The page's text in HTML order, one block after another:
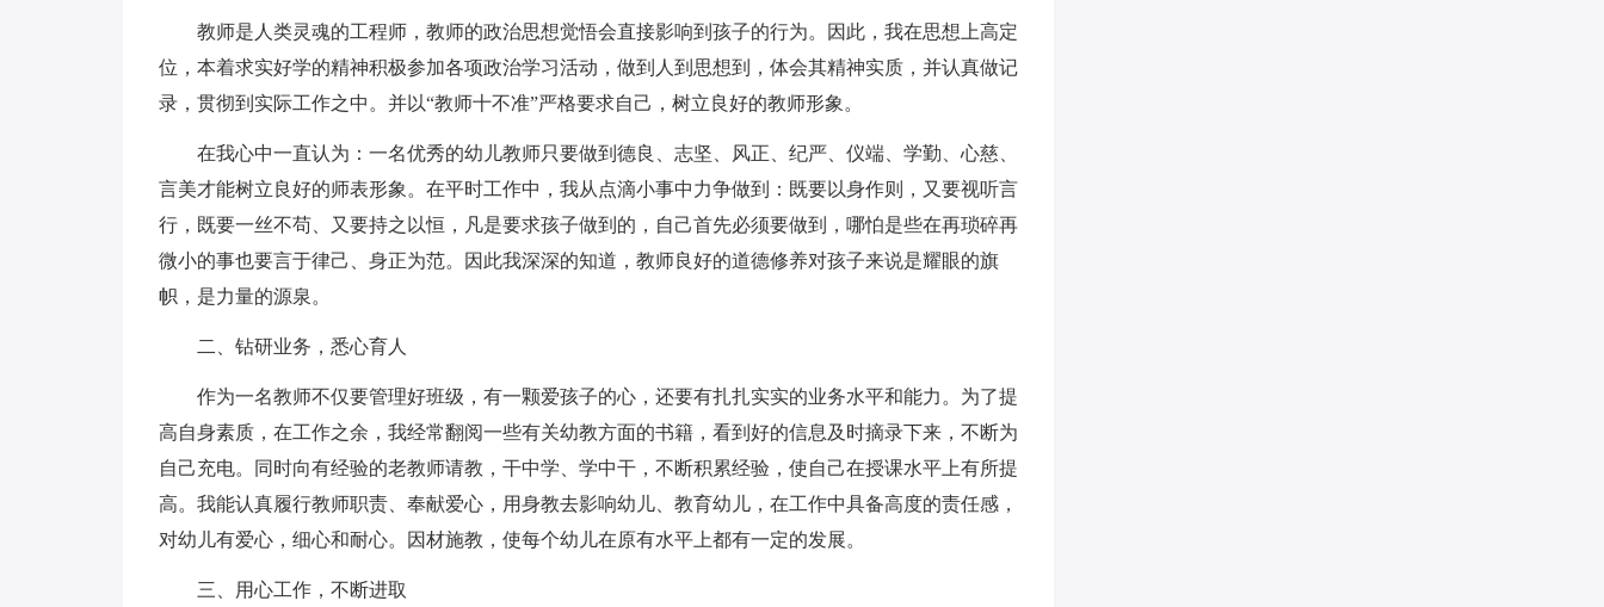
教师是人类灵魂的工程师，教师的政治思想觉悟会直接影响到孩子的行为。因此，我在思想上高定
位，本着求实好学的精神积极参加各项政治学习活动，做到人到思想到，体会其精神实质，并认真做记
录，贯彻到实际工作之中。并以“教师十不准”严格要求自己，树立良好的教师形象。
在我心中一直认为：一名优秀的幼儿教师只要做到德良、志坚、风正、纪严、仪端、学勤、心慈、
言美才能树立良好的师表形象。在平时工作中，我从点滴小事中力争做到：既要以身作则，又要视听言
行，既要一丝不苟、又要持之以恒，凡是要求孩子做到的，自己首先必须要做到，哪怕是些在再琐碎再
微小的事也要言于律己、身正为范。因此我深深的知道，教师良好的道德修养对孩子来说是耀眼的旗
帜，是力量的源泉。
二、钻研业务，悉心育人
作为一名教师不仅要管理好班级，有一颗爱孩子的心，还要有扎扎实实的业务水平和能力。为了提
高自身素质，在工作之余，我经常翻阅一些有关幼教方面的书籍，看到好的信息及时摘录下来，不断为
自己充电。同时向有经验的老教师请教，干中学、学中干，不断积累经验，使自己在授课水平上有所提
高。我能认真履行教师职责、奉献爱心，用身教去影响幼儿、教育幼儿，在工作中具备高度的责任感，
对幼儿有爱心，细心和耐心。因材施教，使每个幼儿在原有水平上都有一定的发展。
三、用心工作，不断进取